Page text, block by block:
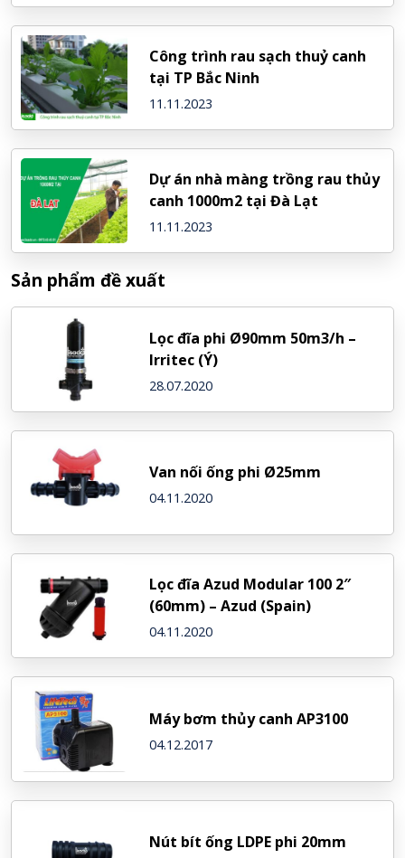
Công trình rau sạch thuỷ canh
tại TP Bắc Ninh
11.11.2023
Dự án nhà màng trồng rau thủy
canh 1000m2 tại Đà Lạt
11.11.2023
Sản phẩm đề xuất
Lọc đĩa phi Ø90mm 50m3/h –
Irritec (Ý)
28.07.2020
Van nối ống phi Ø25mm
04.11.2020
Lọc đĩa Azud Modular 100 2″
(60mm) – Azud (Spain)
04.11.2020
Máy bơm thủy canh AP3100
04.12.2017
Nút bít ống LDPE phi 20mm